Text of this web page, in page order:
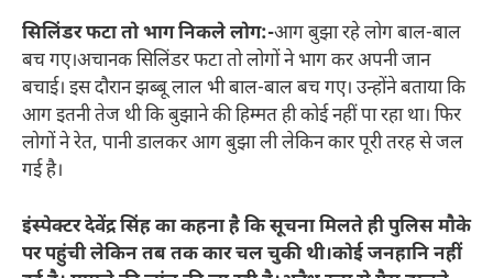
सिलिंडर फटा तो भाग निकले लोग:-आग बुझा रहे लोग बाल-बाल
बच गए।अचानक सिलिंडर फटा तो लोगों ने भाग कर अपनी जान
बचाई। इस दौरान झब्बू लाल भी बाल-बाल बच गए। उन्होंने बताया कि
आग इतनी तेज थी कि बुझाने की हिम्मत ही कोई नहीं पा रहा था। फिर
लोगों ने रेत, पानी डालकर आग बुझा ली लेकिन कार पूरी तरह से जल
गई है।
इंस्पेक्टर देवेंद्र सिंह का कहना है कि सूचना मिलते ही पुलिस मौके
पर पहुंची लेकिन तब तक कार चल चुकी थी।कोई जनहानि नहीं